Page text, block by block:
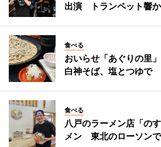
出演 トランペット響
食べる
おいらせ「あぐりの里
白神そば、塩とつゆで
食べる
八戸のラーメン店「の
メン 東北のローソン